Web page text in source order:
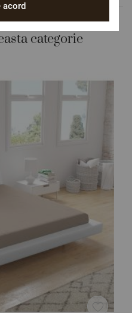
categorie
acord